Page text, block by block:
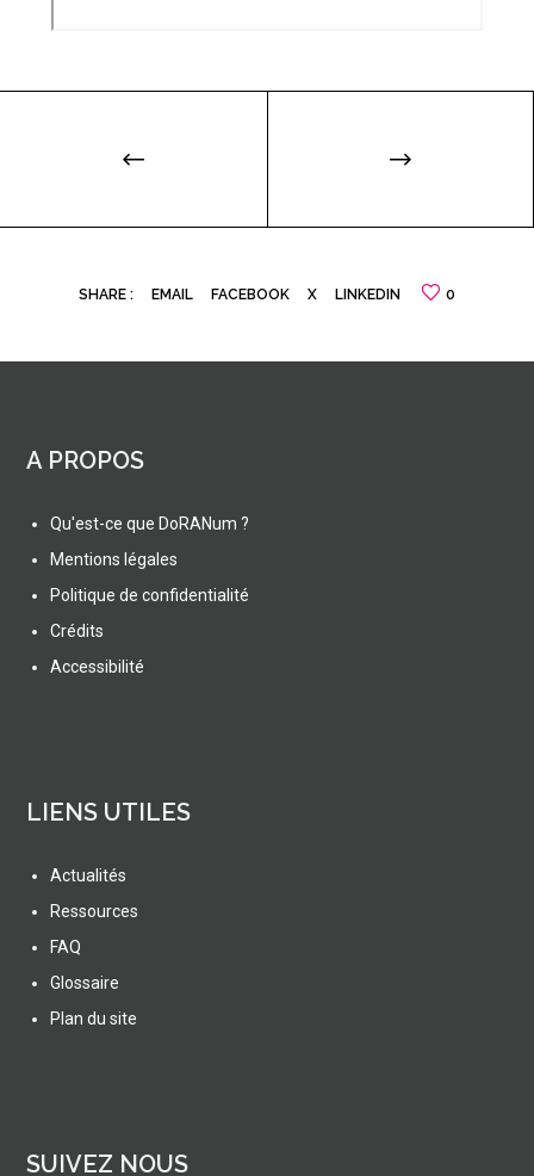
SHARE : EMAIL FACEBOOK X LINKEDIN 0
A PROPOS
Qu'est-ce que DoRANum ?
Mentions légales
Politique de confidentialité
Crédits
Accessibilité
LIENS UTILES
Actualités
Ressources
FAQ
Glossaire
Plan du site
SUIVEZ NOUS